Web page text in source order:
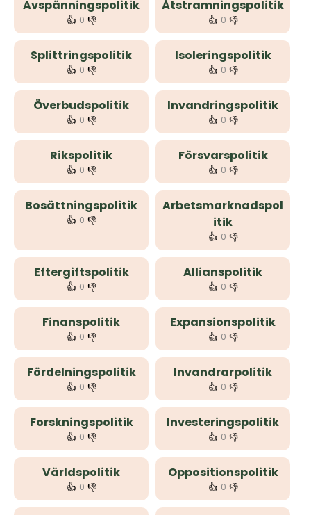
Avspänningspolitik
👍 0 👎
Åtstramningspolitik
👍 0 👎
Splittringspolitik
👍 0 👎
Isoleringspolitik
👍 0 👎
Överbudspolitik
👍 0 👎
Invandringspolitik
👍 0 👎
Rikspolitik
👍 0 👎
Försvarspolitik
👍 0 👎
Bosättningspolitik
👍 0 👎
Arbetsmarknadspol
itik
👍 0 👎
Eftergiftspolitik
👍 0 👎
Allianspolitik
👍 0 👎
Finanspolitik
👍 0 👎
Expansionspolitik
👍 0 👎
Fördelningspolitik
👍 0 👎
Invandrarpolitik
👍 0 👎
Forskningspolitik
👍 0 👎
Investeringspolitik
👍 0 👎
Världspolitik
👍 0 👎
Oppositionspolitik
👍 0 👎